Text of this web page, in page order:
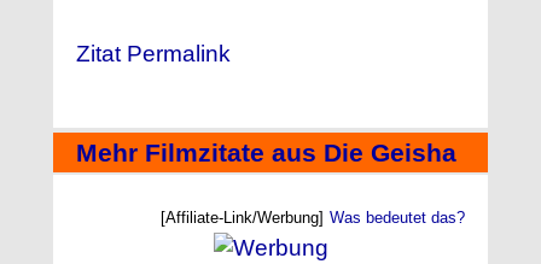
Zitat Permalink
Mehr Filmzitate aus Die Geisha
[Affiliate-Link/Werbung] Was bedeutet das?